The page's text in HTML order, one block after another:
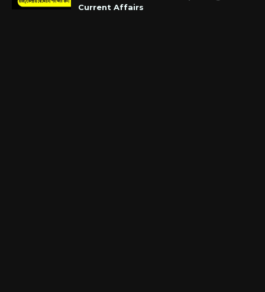
Current Affairs